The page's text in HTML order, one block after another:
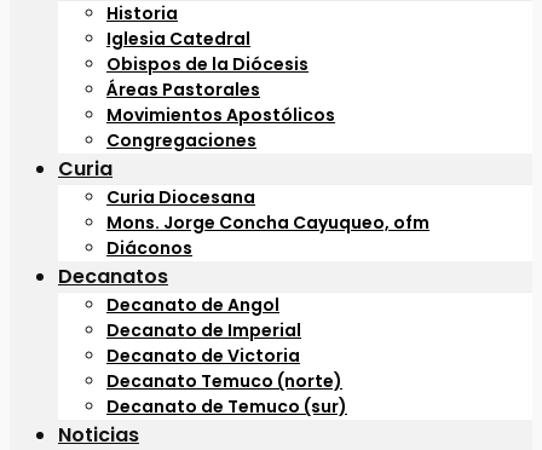
Historia
Iglesia Catedral
Obispos de la Diócesis
Áreas Pastorales
Movimientos Apostólicos
Congregaciones
Curia
Curia Diocesana
Mons. Jorge Concha Cayuqueo, ofm
Diáconos
Decanatos
Decanato de Angol
Decanato de Imperial
Decanato de Victoria
Decanato Temuco (norte)
Decanato de Temuco (sur)
Noticias